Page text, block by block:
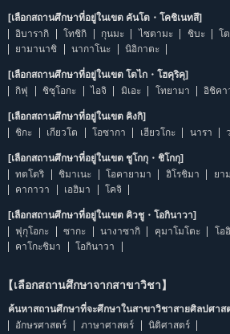
[เลือกสถานศึกษาที่อยู่ในเขต คันโต・โคชิเนทสึ]
อิบารากิ
โทชิกิ กุนมะ ไซตามะ ชิบะ โ
ยามานาชิ
นากาโนะ นิอิกาตะ
[เลือกสถานศึกษาที่อยู่ในเขต โตไก・โฮคุริคุ]
กิฟุ
ชิซุโอกะ ไอจิ มิเอะ โทยามา อิชิคา
[เลือกสถานศึกษาที่อยู่ในเขต คิงกิ]
ชิกะ
เกียวโต โอซากา เฮียวโกะ นารา
[เลือกสถานศึกษาที่อยู่ในเขต ชูโกกุ・ชิโกกุ]
ทตโตริ
ชิมาเนะ โอคายามา ฮิโรชิมา ยา
คากาวา
เอฮิมา โคจิ
[เลือกสถานศึกษาที่อยู่ในเขต คิวชู・โอกินาวา]
ฟุกุโอกะ
ซากะ นางาซากิ คุมาโมโตะ โอ
คาโกะชิมา
โอกินาวา
【เลือกสถานศึกษาจากสาขาวิชา】
ค้นหาสถานศึกษาที่จะศึกษาในสาขาวิชาสายศิลปศาส
อักษรศาสตร์
ภาษาศาสตร์
นิติศาสตร์